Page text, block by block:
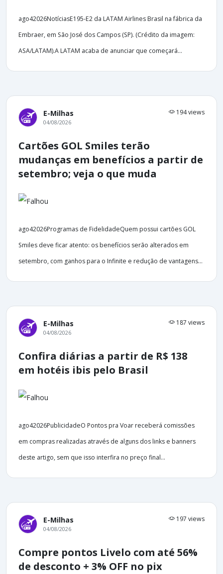
ago42026NotíciasE195-E2 da LATAM Airlines Brasil na fábrica da
Embraer, em São José dos Campos (SP). (Crédito da imagem:
ASA/LATAM).A LATAM acaba de anunciar que começará...
E-Milhas 194 views
04/08/2026
Cartões GOL Smiles terão
mudanças em benefícios a partir de
setembro; veja o que muda
ago42026Programas de FidelidadeQuem possui cartões GOL
Smiles deve ficar atento: os benefícios serão alterados em
setembro, com ganhos para o Infinite e redução de vantagens...
E-Milhas 187 views
04/08/2026
Confira diárias a partir de R$ 138
em hotéis ibis pelo Brasil
ago42026PublicidadeO Pontos pra Voar receberá comissões
em compras realizadas através de alguns dos links e banners
deste artigo, sem que isso interfira no preço final...
E-Milhas 197 views
04/08/2026
Compre pontos Livelo com até 56%
de desconto + 3% OFF no pix